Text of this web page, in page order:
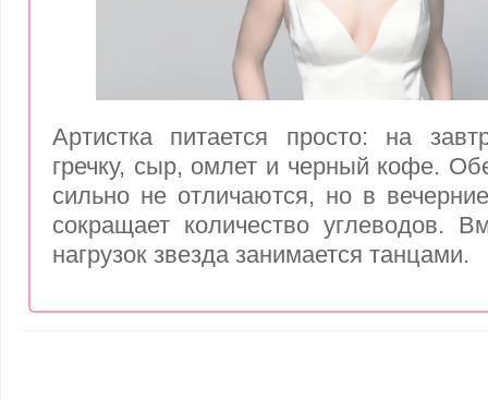
Артистка питается просто: на
гречку, сыр, омлет и черный кофе.
сильно не отличаются, но в
сокращает количество углеводов.
нагрузок звезда занимается танцами.